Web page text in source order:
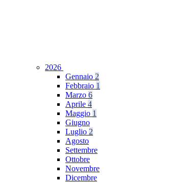
2026
Gennaio 2
Febbraio 1
Marzo 6
Aprile 4
Maggio 1
Giugno
Luglio 2
Agosto
Settembre
Ottobre
Novembre
Dicembre